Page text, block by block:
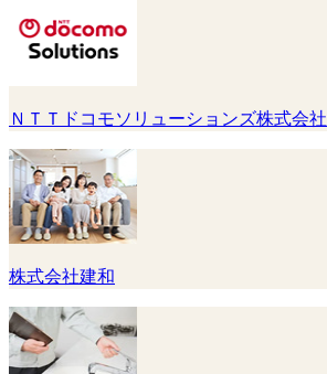
ＮＴＴドコモソリューションズ株式会社
株式会社建和